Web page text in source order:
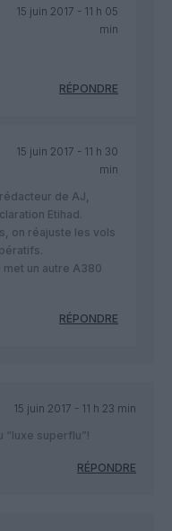
15 juin 2017 - 11 h 05
min
RÉPONDRE
15 juin 2017 - 11 h 30
min
de AJ,
Etihad.
on réajuste les vols
met un autre A380
RÉPONDRE
15 juin 2017 - 11 h 23 min
“luxe superflu”!
RÉPONDRE